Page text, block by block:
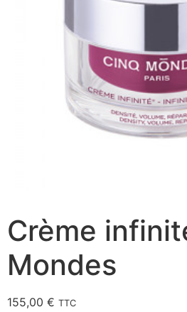
Crème
Mondes
155,00 € TTC